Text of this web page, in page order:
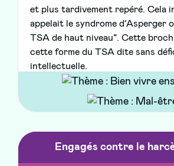
et plus tardivement repéré. Cela
appelait le syndrome d’Asperger
TSA de haut niveau”. Cette
cette forme du TSA dite sans
intellectuelle.
Engagés contre le